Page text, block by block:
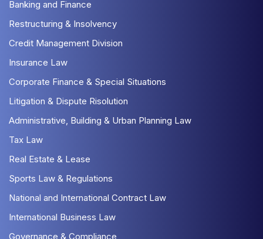
Banking and Finance
Restructuring & Insolvency
Credit Management Division
Insurance Law
Corporate Finance & Special Situations
Litigation & Dispute Risolution
Administrative, Building & Urban Planning Law
Tax Law
Real Estate & Lease
Sports Law & Regulations
National and International Contract Law
International Business Law
Governance & Compliance